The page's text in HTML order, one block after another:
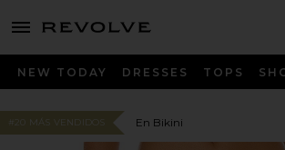
menu - shows more content
NEW TODAY DRESSES TOPS
#20 MÁS VENDIDOS En Bikini